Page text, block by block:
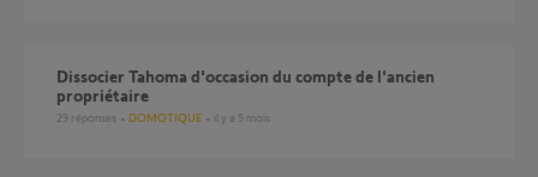
Dissocier Tahoma d'occasion du compte de l'ancien
propriétaire
29 réponses DOMOTIQUE il y a 5 mois